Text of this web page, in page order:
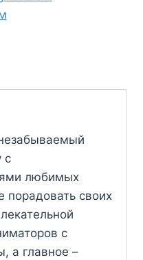
с
любимых
порадовать своих
с
а главное –